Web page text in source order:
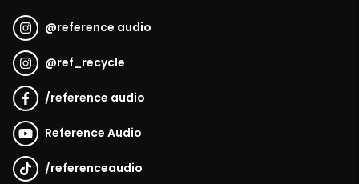
@reference audio
@ref_recycle
/reference audio
Reference Audio
/referenceaudio